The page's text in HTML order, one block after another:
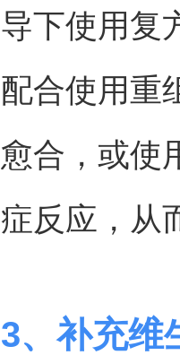
导下使用复
配合使用重
愈合，或使
症反应，从
3、补充维